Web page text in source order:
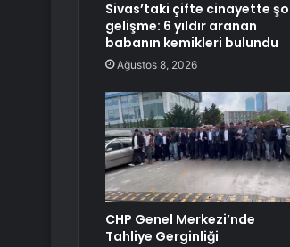
Sivas’taki çifte cinayette
gelişme: 6 yıldır aranan
babanın kemikleri bulundu
Ağustos 8, 2026
CHP Genel Merkezi’nde
Tahliye Gerginliği